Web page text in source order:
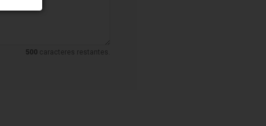
500 caracteres restantes.